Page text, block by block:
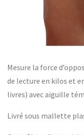
Mesure la force
de lecture en kilos et
livres) avec aiguille
Livré sous mallette